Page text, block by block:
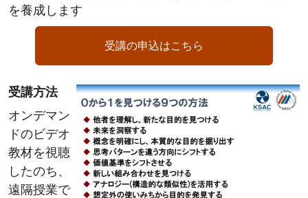
を養成します
受講の申込はこちら
Image
受講方法
オンデマン
ドのビデオ
教材を視聴
したのち、
遠隔授業で